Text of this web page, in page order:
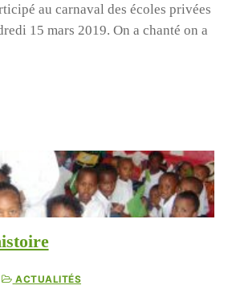
au carnaval des écoles privées
15 mars 2019. On a chanté on a
ACTUALITÉS